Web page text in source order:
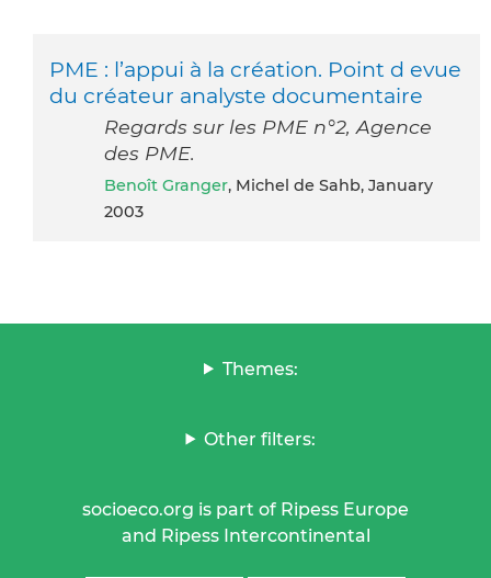
PME : l’appui à la création. Point d evue
du créateur analyste documentaire
Regards sur les PME n°2, Agence
des PME.
Benoît Granger, Michel de Sahb, January
2003
Themes:
Other filters:
socioeco.org is part of Ripess Europe
and Ripess Intercontinental